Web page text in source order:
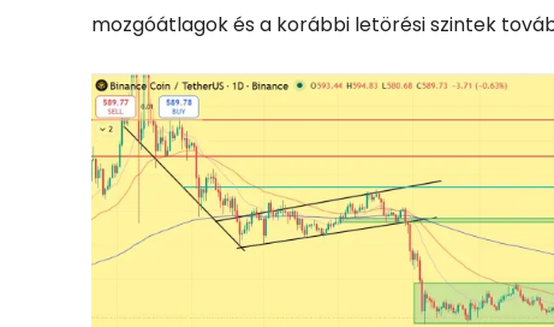
mozgóátlagok és a korábbi letörési szintek